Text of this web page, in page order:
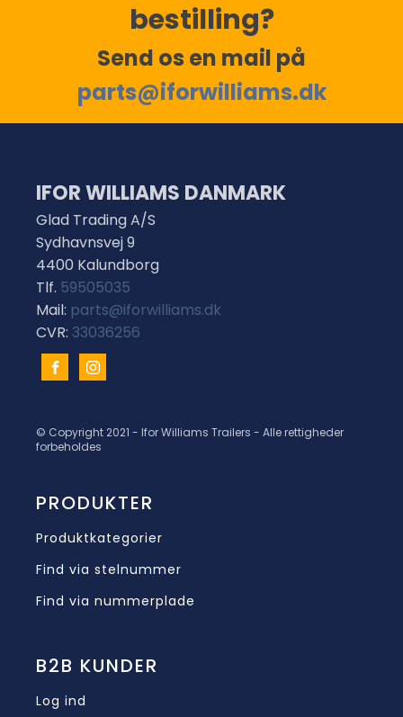
bestilling?
Send os en mail på
parts@iforwilliams.dk
IFOR WILLIAMS DANMARK
Glad Trading A/S
Sydhavnsvej 9
4400 Kalundborg
Tlf. 59505035
Mail: parts@iforwilliams.dk
CVR: 33036256
© Copyright 2021 - Ifor Williams Trailers - Alle rettigheder
forbeholdes
PRODUKTER
Produktkategorier
Find via stelnummer
Find via nummerplade
B2B KUNDER
Log ind